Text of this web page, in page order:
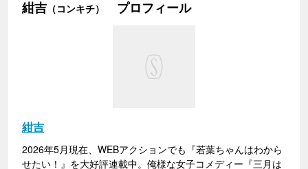
紺吉 （コンキチ） プロフィール
紺吉
2026年5月現在、WEBアクションでも『若葉ちゃんはわから
せたい！』を大好評連載中。俺様な女子コメディー『三月は